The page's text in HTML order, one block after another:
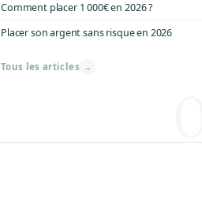
Comment placer 1 000€ en 2026 ?
Placer son argent sans risque en 2026
Tous les articles →